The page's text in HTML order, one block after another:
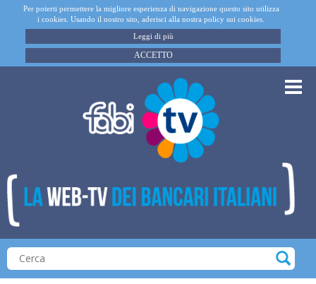
Per poterti permettere la migliore esperienza di navigazione questo sito utilizza
i cookies. Usando il nostro sito, aderisci alla nostra policy sui cookies.
Leggi di più
ACCETTO